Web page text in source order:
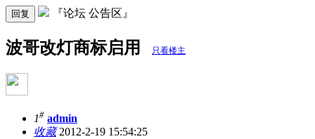
回复 『论坛 公告区』
波哥改灯商标启用 只看楼主
1# admin
收藏2012-2-19 15:54:25